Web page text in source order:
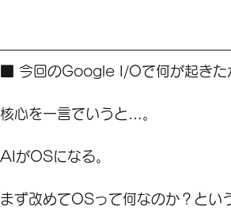
■ 今回のGoogle I/Oで何が起きた
核心を一言でいうと…。
AIがOSになる。
まず改めてOSって何なのか？とい